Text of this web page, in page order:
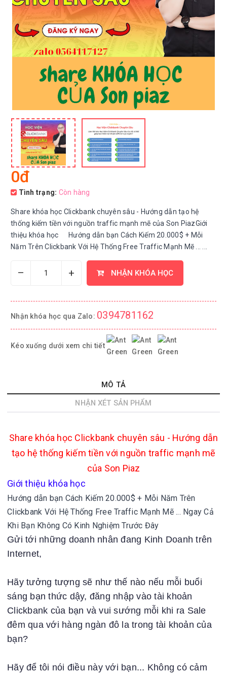
0đ
Tình trạng: Còn hàng
Share khóa học Clickbank chuyên sâu - Hướng dẫn tạo hệ
thống kiếm tiền với nguồn traffic mạnh mẽ của Son PiazGiới
thiệu khóa học Hướng dẫn bạn Cách Kiếm 20.000$ + Mỗi
Năm Trên Clickbank Với Hệ Thống Free Traffic Mạnh Mẽ ... ...
– + NHẬN KHÓA HỌC
Nhận khóa học qua Zalo: 0394781162
Kéo xuống dưới xem chi tiết
MÔ TẢ
NHẬN XÉT SẢN PHẨM
Share khóa học Clickbank chuyên sâu - Hướng dẫn
tạo hệ thống kiếm tiền với nguồn traffic mạnh mẽ
của Son Piaz
Giới thiệu khóa học
Hướng dẫn bạn Cách Kiếm 20.000$ + Mỗi Năm Trên
Clickbank Với Hệ Thống Free Traffic Mạnh Mẽ ... Ngay Cả
Khi Bạn Không Có Kinh Nghiệm Trước Đây
Gửi tới những doanh nhân đang Kinh Doanh trên
Internet,
Hãy tưởng tượng sẽ như thế nào nếu mỗi buổi
sáng bạn thức dậy, đăng nhập vào tài khoản
Clickbank của bạn và vui sướng mỗi khi ra Sale
đêm qua với hàng ngàn đô la trong tài khoản của
bạn?
Hãy để tôi nói điều này với bạn... Không có cảm